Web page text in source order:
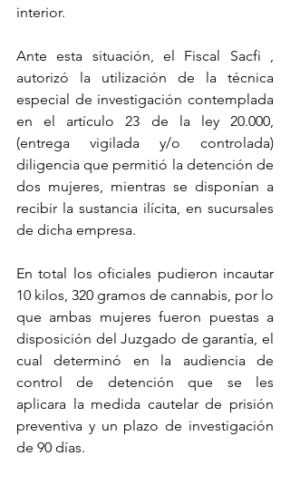
interior.
Ante esta situación, el Fiscal Sacfi ,
autorizó la utilización de la técnica
especial de investigación contemplada
en el artículo 23 de la ley 20.000,
(entrega vigilada y/o controlada)
diligencia que permitió la detención de
dos mujeres, mientras se disponían a
recibir la sustancia ilícita, en sucursales
de dicha empresa.
En total los oficiales pudieron incautar
10 kilos, 320 gramos de cannabis, por lo
que ambas mujeres fueron puestas a
disposición del Juzgado de garantía, el
cual determinó en la audiencia de
control de detención que se les
aplicara la medida cautelar de prisión
preventiva y un plazo de investigación
de 90 días.